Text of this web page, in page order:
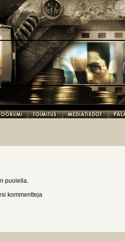
puolella.
kommentteja